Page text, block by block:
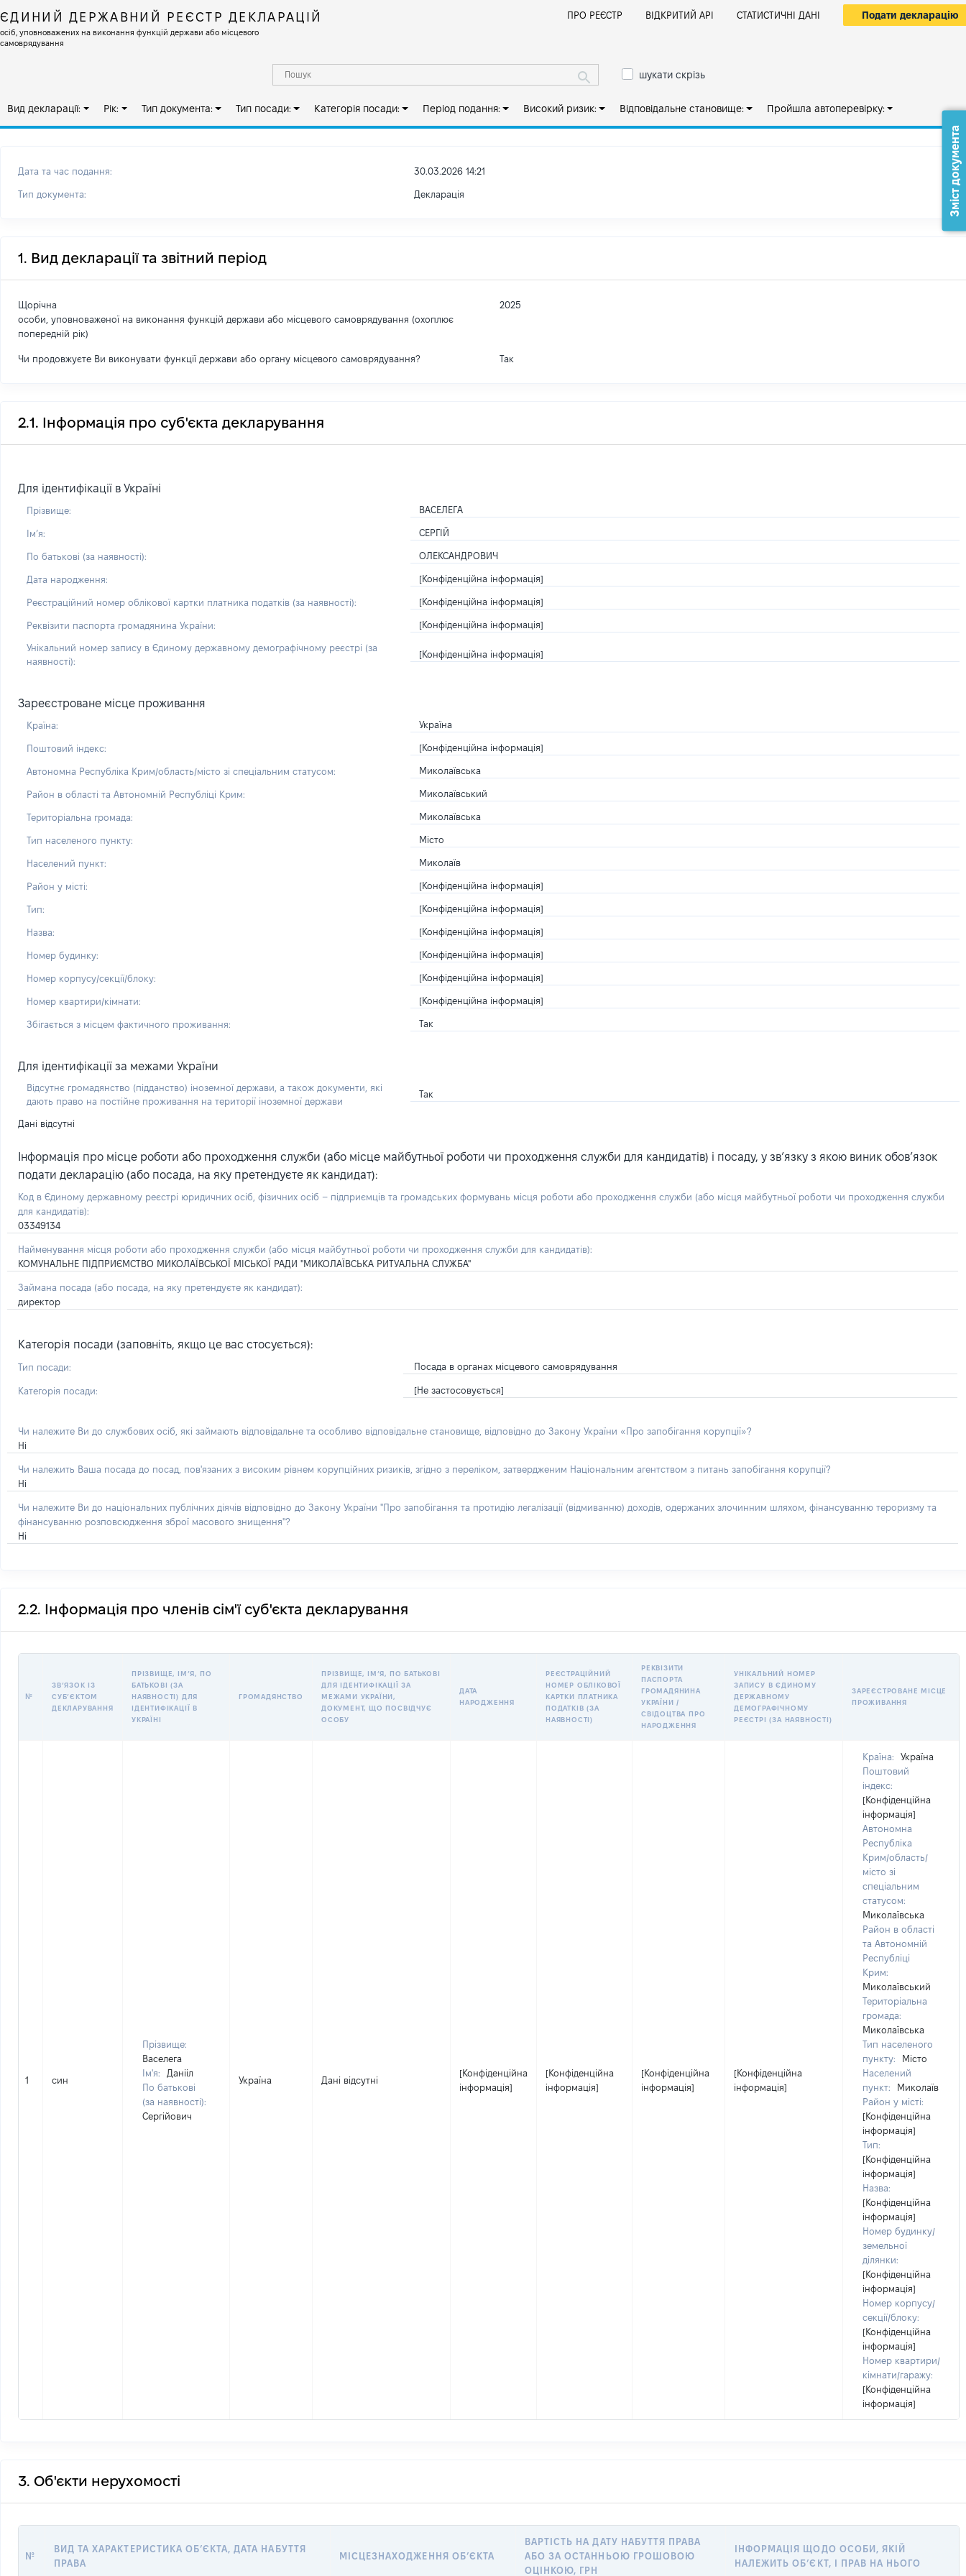
ЄДИНИЙ ДЕРЖАВНИЙ РЕЄСТР ДЕКЛАРАЦІЙ
осіб, уповноважених на виконання функцій держави або місцевого
самоврядування
ПРО РЕЄСТР ВІДКРИТИЙ АРІ СТАТИСТИЧНІ ДАНІ Подати декларацію
шукати скрізь
Вид декларації: Рік: Тип документа: Тип посади: Категорія посади: Період подання: Високий ризик: Відповідальне становище: Пройшла автоперевірку:
Дата та час подання: 30.03.2026 14:21
Тип документа: Декларація
1. Вид декларації та звітний період
Щорічна
особи, уповноваженої на виконання функцій держави або місцевого самоврядування (охоплює
попередній рік)
2025
Чи продовжуєте Ви виконувати функції держави або органу місцевого самоврядування? Так
2.1. Інформація про суб'єкта декларування
Для ідентифікації в Україні
Прізвище: ВАСЕЛЕГА
Імʼя: СЕРГІЙ
По батькові (за наявності): ОЛЕКСАНДРОВИЧ
Дата народження: [Конфіденційна інформація]
Реєстраційний номер облікової картки платника податків (за наявності): [Конфіденційна інформація]
Реквізити паспорта громадянина України: [Конфіденційна інформація]
Унікальний номер запису в Єдиному державному демографічному реєстрі (за
наявності):
[Конфіденційна інформація]
Зареєстроване місце проживання
Країна: Україна
Поштовий індекс: [Конфіденційна інформація]
Автономна Республіка Крим/область/місто зі спеціальним статусом: Миколаївська
Район в області та Автономній Республіці Крим: Миколаївський
Територіальна громада: Миколаївська
Тип населеного пункту: Місто
Населений пункт: Миколаїв
Район у місті: [Конфіденційна інформація]
Тип: [Конфіденційна інформація]
Назва: [Конфіденційна інформація]
Номер будинку: [Конфіденційна інформація]
Номер корпусу/секції/блоку: [Конфіденційна інформація]
Номер квартири/кімнати: [Конфіденційна інформація]
Збігається з місцем фактичного проживання: Так
Для ідентифікації за межами України
Відсутнє громадянство (підданство) іноземної держави, а також документи, які
дають право на постійне проживання на території іноземної держави
Так
Дані відсутні
Інформація про місце роботи або проходження служби (або місце майбутньої роботи чи проходження служби для кандидатів) і посаду, у зв’язку з якою виник обов’язок
подати декларацію (або посада, на яку претендуєте як кандидат):
Код в Єдиному державному реєстрі юридичних осіб, фізичних осіб – підприємців та громадських формувань місця роботи або проходження служби (або місця майбутньої роботи чи проходження служби
для кандидатів):
03349134
Найменування місця роботи або проходження служби (або місця майбутньої роботи чи проходження служби для кандидатів):
КОМУНАЛЬНЕ ПІДПРИЄМСТВО МИКОЛАЇВСЬКОЇ МІСЬКОЇ РАДИ "МИКОЛАЇВСЬКА РИТУАЛЬНА СЛУЖБА"
Займана посада (або посада, на яку претендуєте як кандидат):
директор
Категорія посади (заповніть, якщо це вас стосується):
Тип посади: Посада в органах місцевого самоврядування
Категорія посади: [Не застосовується]
Чи належите Ви до службових осіб, які займають відповідальне та особливо відповідальне становище, відповідно до Закону України «Про запобігання корупції»?
Ні
Чи належить Ваша посада до посад, пов'язаних з високим рівнем корупційних ризиків, згідно з переліком, затвердженим Національним агентством з питань запобігання корупції?
Ні
Чи належите Ви до національних публічних діячів відповідно до Закону України "Про запобігання та протидію легалізації (відмиванню) доходів, одержаних злочинним шляхом, фінансуванню тероризму та
фінансуванню розповсюдження зброї масового знищення"?
Ні
2.2. Інформація про членів сім'ї суб'єкта декларування
№
ЗВʼЯЗОК ІЗ
СУБʼЄКТОМ
ДЕКЛАРУВАННЯ
ПРІЗВИЩЕ, ІМʼЯ, ПО
БАТЬКОВІ (ЗА
НАЯВНОСТІ) ДЛЯ
ІДЕНТИФІКАЦІЇ В
УКРАЇНІ
ГРОМАДЯНСТВО
ПРІЗВИЩЕ, ІМʼЯ, ПО БАТЬКОВІ
ДЛЯ ІДЕНТИФІКАЦІЇ ЗА
МЕЖАМИ УКРАЇНИ,
ДОКУМЕНТ, ЩО ПОСВІДЧУЄ
ОСОБУ
ДАТА
НАРОДЖЕННЯ
РЕЄСТРАЦІЙНИЙ
НОМЕР ОБЛІКОВОЇ
КАРТКИ ПЛАТНИКА
ПОДАТКІВ (ЗА
НАЯВНОСТІ)
РЕКВІЗИТИ
ПАСПОРТА
ГРОМАДЯНИНА
УКРАЇНИ /
СВІДОЦТВА ПРО
НАРОДЖЕННЯ
УНІКАЛЬНИЙ НОМЕР
ЗАПИСУ В ЄДИНОМУ
ДЕРЖАВНОМУ
ДЕМОГРАФІЧНОМУ
РЕЄСТРІ (ЗА НАЯВНОСТІ)
ЗАРЕЄСТРОВАНЕ МІСЦЕ
ПРОЖИВАННЯ
1 син
Прізвище:
Васелега
Ім'я:
Данііл
По батькові
(за наявності):
Сергійович
Україна Дані відсутні
[Конфіденційна
інформація]
[Конфіденційна
інформація]
[Конфіденційна
інформація]
[Конфіденційна
інформація]
Країна:
Україна
Поштовий
індекс:
[Конфіденційна
інформація]
Автономна
Республіка
Крим/область/
місто зі
спеціальним
статусом:
Миколаївська
Район в області
та Автономній
Республіці
Крим:
Миколаївський
Територіальна
громада:
Миколаївська
Тип населеного
пункту:
Місто
Населений
пункт:
Миколаїв
Район у місті:
[Конфіденційна
інформація]
Тип:
[Конфіденційна
інформація]
Назва:
[Конфіденційна
інформація]
Номер будинку/
земельної
ділянки:
[Конфіденційна
інформація]
Номер корпусу/
секції/блоку:
[Конфіденційна
інформація]
Номер квартири/
кімнати/гаражу:
[Конфіденційна
інформація]
3. Об'єкти нерухомості
№
ВИД ТА ХАРАКТЕРИСТИКА ОБʼЄКТА, ДАТА НАБУТТЯ
ПРАВА
МІСЦЕЗНАХОДЖЕННЯ ОБʼЄКТА
ВАРТІСТЬ НА ДАТУ НАБУТТЯ ПРАВА
АБО ЗА ОСТАННЬОЮ ГРОШОВОЮ
ОЦІНКОЮ, ГРН
ІНФОРМАЦІЯ ЩОДО ОСОБИ, ЯКІЙ
НАЛЕЖИТЬ ОБ’ЄКТ, І ПРАВ НА НЬОГО
Зміст документа